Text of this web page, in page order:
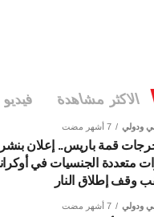
الاكثر مشاهدة فيديو
ودولي 7 أشهر مضت
قمة باريس.. إعلان بنشر
متعددة الجنسيات في
وقف إطلاق النار
ودولي 7 أشهر مضت